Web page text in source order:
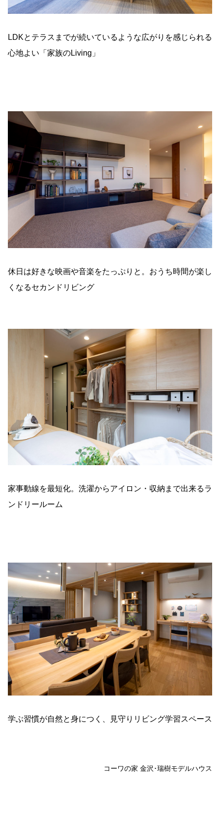
LDKとテラスまでが続いているような広がりを感じられる
心地よい「家族のLiving」
休日は好きな映画や音楽をたっぷりと。おうち時間が楽し
くなるセカンドリビング
家事動線を最短化。洗濯からアイロン・収納まで出来るラ
ンドリールーム
学ぶ習慣が自然と身につく、見守りリビング学習スペース
コーワの家 金沢･瑞樹モデルハウス